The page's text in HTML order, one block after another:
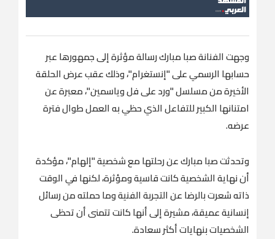
وجهت الفنانة صبا مبارك رسالة مؤثرة إلى جمهورها عبر
حسابها الرسمي على "إنستغرام"، وذلك عقب عرض الحلقة
الأخيرة من مسلسل "ورد على فل وياسمين"، معبرة عن
امتنانها الكبير للتفاعل الذي حظي به العمل طوال فترة
عرضه.
وتحدثت صبا مبارك عن رحلتها مع شخصية "إلهام"، مؤكدة
أن نهاية الشخصية كانت قاسية ومؤثرة، لكنها في الوقت
ذاته شعرت بالرضا عن التجربة الفنية وما حملته من رسائل
إنسانية عميقة، مشيرة إلى أنها كانت تتمنى أن تحظى
الشخصيات بنهايات أكثر سعادة.